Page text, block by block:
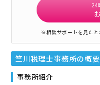
24
※相談サポートを見たと
竺川税理士事務所の概要
事務所紹介